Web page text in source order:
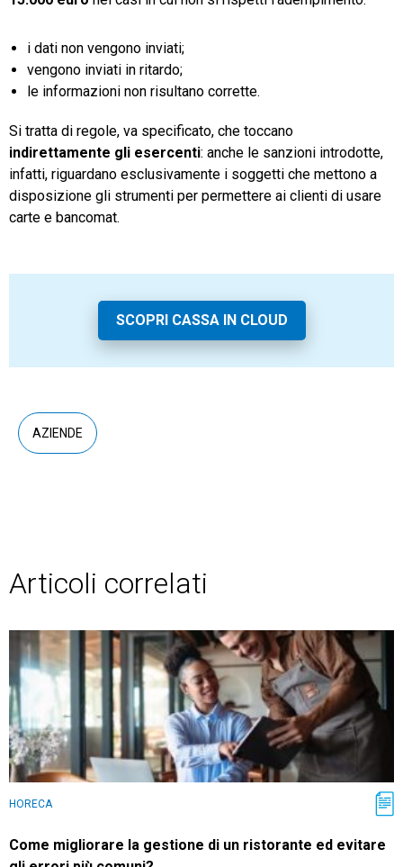
i dati non vengono inviati;
vengono inviati in ritardo;
le informazioni non risultano corrette.
Si tratta di regole, va specificato, che toccano
indirettamente gli esercenti: anche le sanzioni introdotte,
infatti, riguardano esclusivamente i soggetti che mettono a
disposizione gli strumenti per permettere ai clienti di usare
carte e bancomat.
SCOPRI CASSA IN CLOUD
AZIENDE
Articoli correlati
HORECA
Come migliorare la gestione di un ristorante ed evitare